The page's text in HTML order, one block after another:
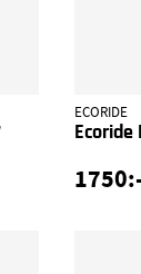
ECORIDE
Ecoride